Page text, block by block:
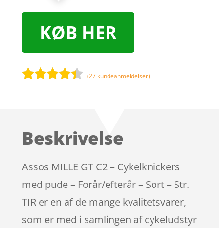
KØB HER
på
mmelser
(27 kundeanmeldelser)
Beskrivelse
Assos MILLE GT C2 – Cykelknickers
med pude – Forår/efterår – Sort – Str.
TIR er en af de mange kvalitetsvarer,
som er med i samlingen af cykeludstyr